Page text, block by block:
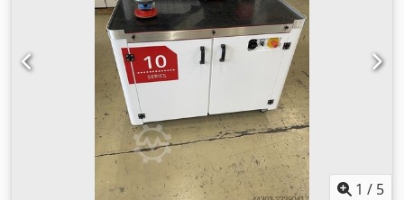
bandtransport. Bedieningspaneel met duidelijke
bediening en digitaal display voor het instellen van de
rollen 4 ampèremeter voor bewaking van de
walsaandrijvingen, controlelampjes. Snelwisselapparaat
om de schuurlapborstels naar de zijkant te verplaatsen. en
verschillende vervangingsrollen met schuurvlies en
borstels. Totale aandrijving ca. 45 kW - 400 V - 50Hz
Gewicht ca. 5.500 kg Conditie : goed tot zeer goed Levering
: uit voorraad - zoals geïnspecteerd Betaling : strikt netto -
na ontvangst factuur
probleem. Credpfx Afeznm R Nj Ujf Doorloopbreedte 1350
mm Tafelopening van 0,8-100 mm Transportband met
frequentiegestuurde en traploos instelbare snelheid
Roterende borstels met frequentiegestuurde en traploos
instelbare hoogte en snelheid Let op!! Op de afbeeldingen
ontbreekt de vacuümpomp, die nog bovenop de machine
wordt gemonteerd.
1 / 5